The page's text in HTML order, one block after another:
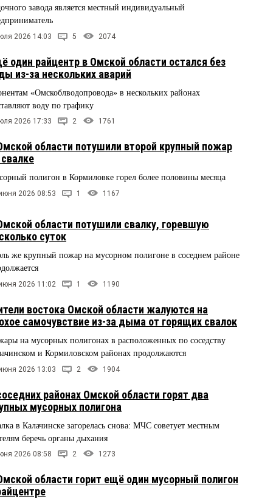
завода является местный индивидуальный
2026 14:03 5 2074
один райцентр в Омской области остался без
из-за нескольких аварий
«Омскоблводопровода» в нескольких районах
воду по графику
2026 17:33 2 1761
области потушили второй крупный пожар
полигон в Кормиловке горел более половины месяца
2026 08:53 1 1167
области потушили свалку, горевшую
суток
же крупный пожар на мусорном полигоне в соседнем районе
2026 11:02 1 1190
востока Омской области жалуются на
самочувствие из-за дыма от горящих свалок
на мусорных полигонах в расположенных по соседству
и Кормиловском районах продолжаются
2026 13:03 2 1904
районах Омской области горят два
мусорных полигона
в Калачинске загорелась снова: МЧС советует местным
беречь органы дыхания
2026 08:58 2 1273
области горит ещё один мусорный полигон